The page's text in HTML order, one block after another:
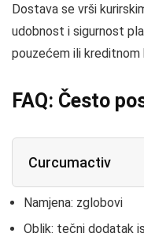
Dostava se vrši
udobnost i sigurnost
pouzećem ili kreditnom
FAQ: Često
Curcumactiv
Namjena: zglobovi
Oblik: tečni dodatak